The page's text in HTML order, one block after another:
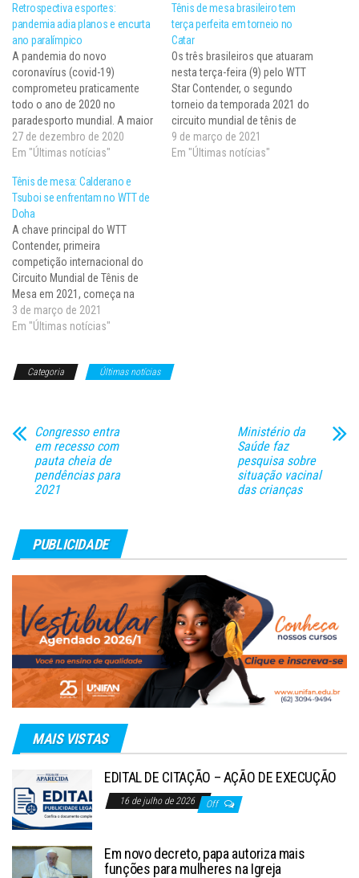
Retrospectiva esportes:
pandemia adia planos e encurta
ano paralímpico
A pandemia do novo
coronavírus (covid-19)
comprometeu praticamente
todo o ano de 2020 no
paradesporto mundial. A maior
parte dos eventos previstos na
temporada, entre eles etapas
Paralímpicos de Tóquio
(Japão), foi postergado ou
cancelado, tendo como ápice
o adiamento do evento para
2021. Até março,…
27 de dezembro de 2020
Em "Últimas notícias"
Tênis de mesa brasileiro tem
terça perfeita em torneio no
Catar
Os três brasileiros que atuaram
nesta terça-feira (9) pelo WTT
Star Contender, o segundo
torneio da temporada 2021 do
circuito mundial de tênis de
mesa, saíram vitoriosos. Hugo
Calderano e Gustavo Tsuboi,
9 de março de 2021
Em "Últimas notícias"
Tênis de mesa: Calderano e
Tsuboi se enfrentam no WTT de
Doha
A chave principal do WTT
Contender, primeira
competição internacional do
Circuito Mundial de Tênis de
Mesa em 2021, começa na
próxima quarta-feira (3) na
Lusail Sports Arena, em Doha
melhores mesatenistas
3 de março de 2021
Em "Últimas notícias"
Categoria Últimas notícias
Congresso entra
em recesso com
pauta cheia de
pendências para
2021
Ministério da
Saúde faz
pesquisa sobre
situação vacinal
das crianças
PUBLICIDADE
MAIS VISTAS
EDITAL DE CITAÇÃO – AÇÃO DE EXECUÇÃO
16 de julho de 2026 Off
Em novo decreto, papa autoriza mais
funções para mulheres na Igreja